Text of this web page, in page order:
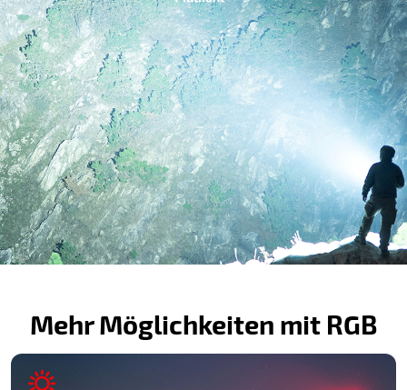
Mehr Möglichkeiten mit RGB